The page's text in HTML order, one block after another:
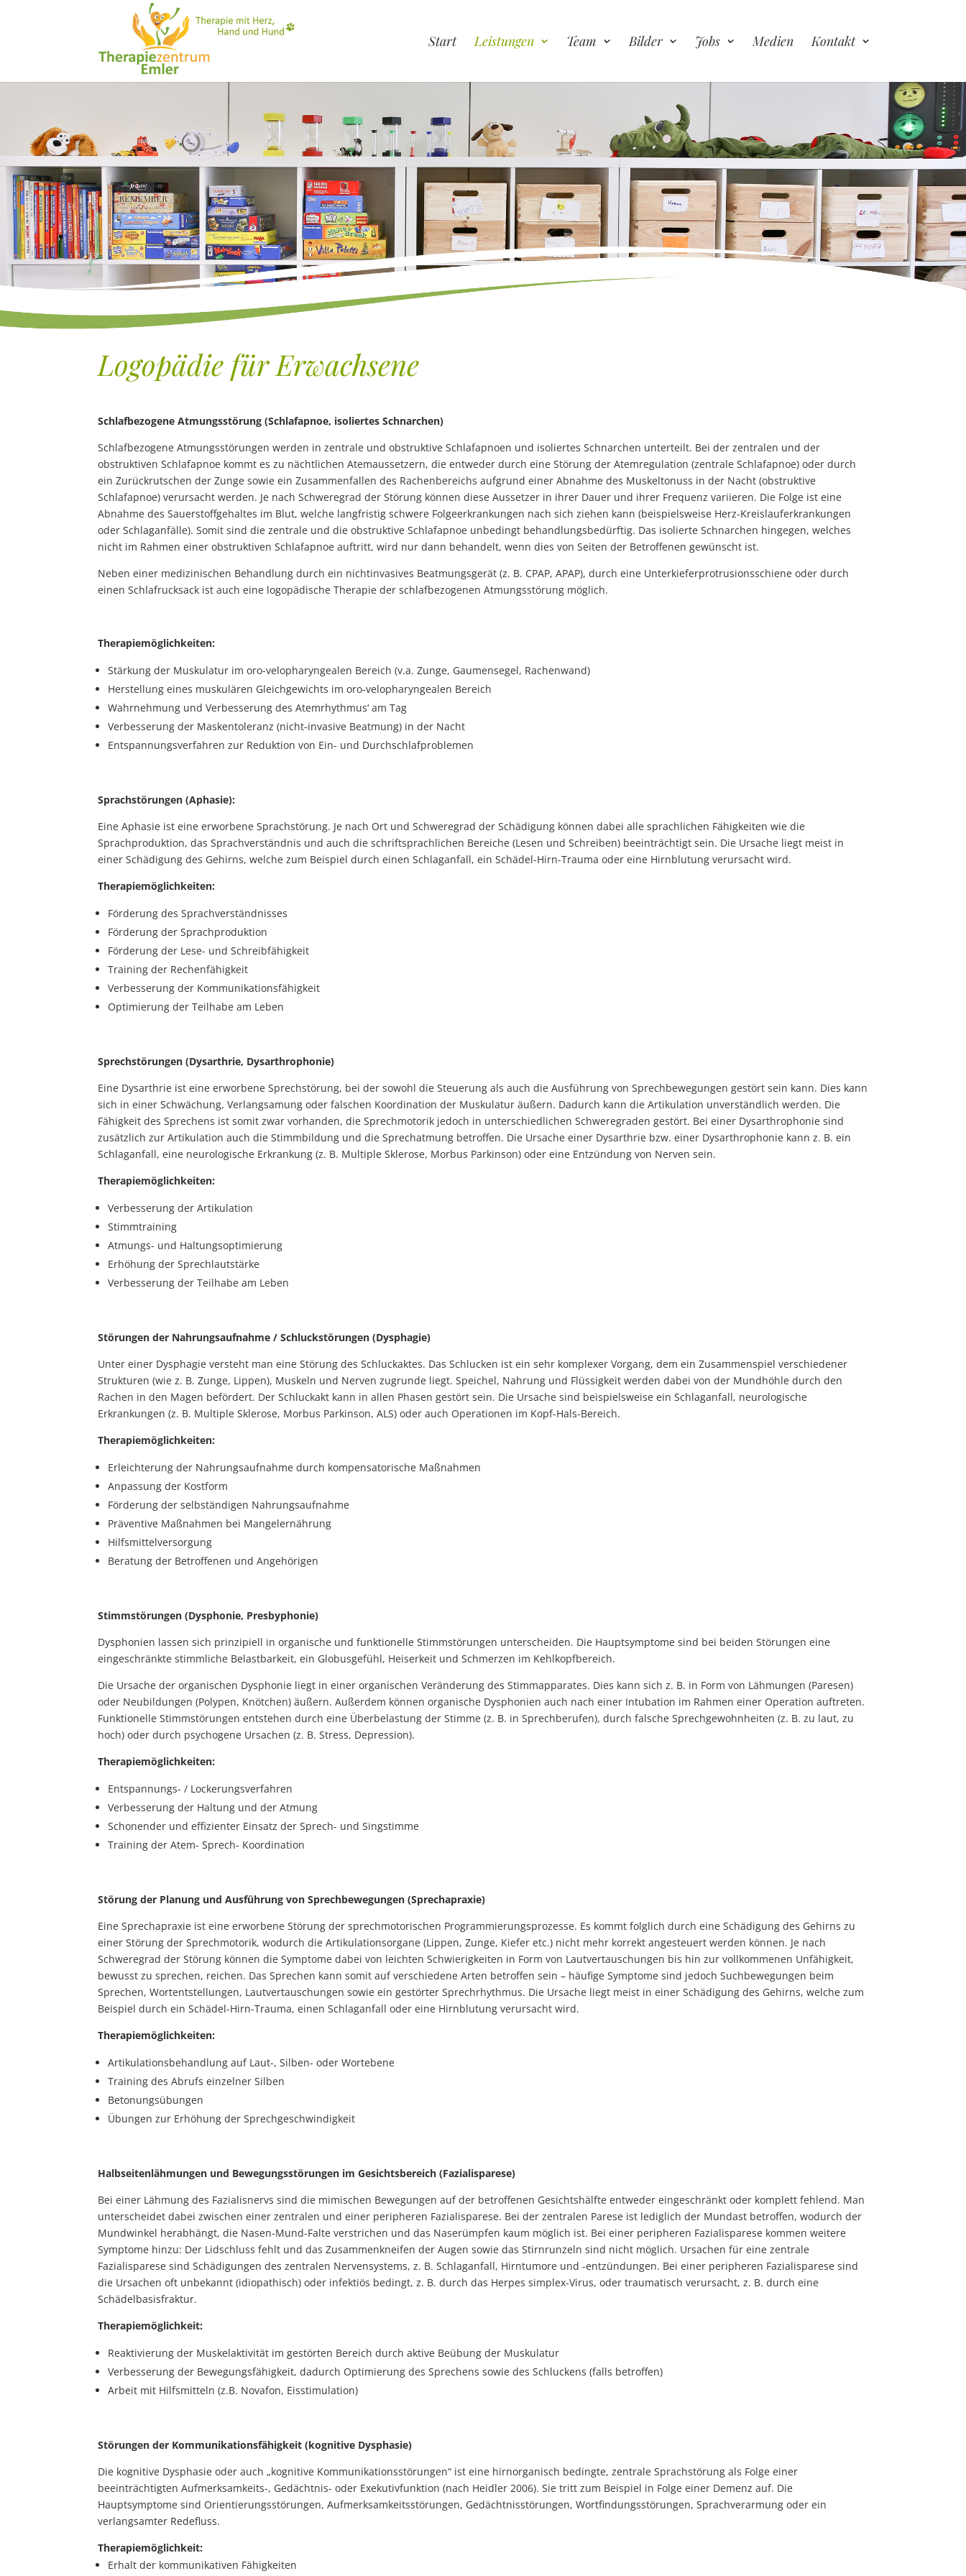
Start Leistungen Team Bilder Jobs Medien Kontakt
Logopädie für Erwachsene
Schlafbezogene Atmungsstörung (Schlafapnoe, isoliertes Schnarchen)
Schlafbezogene Atmungsstörungen werden in zentrale und obstruktive Schlafapnoen und isoliertes Schnarchen unterteilt. Bei der zentralen und der
obstruktiven Schlafapnoe kommt es zu nächtlichen Atemaussetzern, die entweder durch eine Störung der Atemregulation (zentrale Schlafapnoe) oder durch
ein Zurückrutschen der Zunge sowie ein Zusammenfallen des Rachenbereichs aufgrund einer Abnahme des Muskeltonuss in der Nacht (obstruktive
Schlafapnoe) verursacht werden. Je nach Schweregrad der Störung können diese Aussetzer in ihrer Dauer und ihrer Frequenz variieren. Die Folge ist eine
Abnahme des Sauerstoffgehaltes im Blut, welche langfristig schwere Folgeerkrankungen nach sich ziehen kann (beispielsweise Herz-Kreislauferkrankungen
oder Schlaganfälle). Somit sind die zentrale und die obstruktive Schlafapnoe unbedingt behandlungsbedürftig. Das isolierte Schnarchen hingegen, welches
nicht im Rahmen einer obstruktiven Schlafapnoe auftritt, wird nur dann behandelt, wenn dies von Seiten der Betroffenen gewünscht ist.
Neben einer medizinischen Behandlung durch ein nichtinvasives Beatmungsgerät (z. B. CPAP, APAP), durch eine Unterkieferprotrusionsschiene oder durch
einen Schlafrucksack ist auch eine logopädische Therapie der schlafbezogenen Atmungsstörung möglich.
Therapiemöglichkeiten:
Stärkung der Muskulatur im oro-velopharyngealen Bereich (v.a. Zunge, Gaumensegel, Rachenwand)
Herstellung eines muskulären Gleichgewichts im oro-velopharyngealen Bereich
Wahrnehmung und Verbesserung des Atemrhythmus‘ am Tag
Verbesserung der Maskentoleranz (nicht-invasive Beatmung) in der Nacht
Entspannungsverfahren zur Reduktion von Ein- und Durchschlafproblemen
Sprachstörungen (Aphasie):
Eine Aphasie ist eine erworbene Sprachstörung. Je nach Ort und Schweregrad der Schädigung können dabei alle sprachlichen Fähigkeiten wie die
Sprachproduktion, das Sprachverständnis und auch die schriftsprachlichen Bereiche (Lesen und Schreiben) beeinträchtigt sein. Die Ursache liegt meist in
einer Schädigung des Gehirns, welche zum Beispiel durch einen Schlaganfall, ein Schädel-Hirn-Trauma oder eine Hirnblutung verursacht wird.
Therapiemöglichkeiten:
Förderung des Sprachverständnisses
Förderung der Sprachproduktion
Förderung der Lese- und Schreibfähigkeit
Training der Rechenfähigkeit
Verbesserung der Kommunikationsfähigkeit
Optimierung der Teilhabe am Leben
Sprechstörungen (Dysarthrie, Dysarthrophonie)
Eine Dysarthrie ist eine erworbene Sprechstörung, bei der sowohl die Steuerung als auch die Ausführung von Sprechbewegungen gestört sein kann. Dies kann
sich in einer Schwächung, Verlangsamung oder falschen Koordination der Muskulatur äußern. Dadurch kann die Artikulation unverständlich werden. Die
Fähigkeit des Sprechens ist somit zwar vorhanden, die Sprechmotorik jedoch in unterschiedlichen Schweregraden gestört. Bei einer Dysarthrophonie sind
zusätzlich zur Artikulation auch die Stimmbildung und die Sprechatmung betroffen. Die Ursache einer Dysarthrie bzw. einer Dysarthrophonie kann z. B. ein
Schlaganfall, eine neurologische Erkrankung (z. B. Multiple Sklerose, Morbus Parkinson) oder eine Entzündung von Nerven sein.
Therapiemöglichkeiten:
Verbesserung der Artikulation
Stimmtraining
Atmungs- und Haltungsoptimierung
Erhöhung der Sprechlautstärke
Verbesserung der Teilhabe am Leben
Störungen der Nahrungsaufnahme / Schluckstörungen (Dysphagie)
Unter einer Dysphagie versteht man eine Störung des Schluckaktes. Das Schlucken ist ein sehr komplexer Vorgang, dem ein Zusammenspiel verschiedener
Strukturen (wie z. B. Zunge, Lippen), Muskeln und Nerven zugrunde liegt. Speichel, Nahrung und Flüssigkeit werden dabei von der Mundhöhle durch den
Rachen in den Magen befördert. Der Schluckakt kann in allen Phasen gestört sein. Die Ursache sind beispielsweise ein Schlaganfall, neurologische
Erkrankungen (z. B. Multiple Sklerose, Morbus Parkinson, ALS) oder auch Operationen im Kopf-Hals-Bereich.
Therapiemöglichkeiten:
Erleichterung der Nahrungsaufnahme durch kompensatorische Maßnahmen
Anpassung der Kostform
Förderung der selbständigen Nahrungsaufnahme
Präventive Maßnahmen bei Mangelernährung
Hilfsmittelversorgung
Beratung der Betroffenen und Angehörigen
Stimmstörungen (Dysphonie, Presbyphonie)
Dysphonien lassen sich prinzipiell in organische und funktionelle Stimmstörungen unterscheiden. Die Hauptsymptome sind bei beiden Störungen eine
eingeschränkte stimmliche Belastbarkeit, ein Globusgefühl, Heiserkeit und Schmerzen im Kehlkopfbereich.
Die Ursache der organischen Dysphonie liegt in einer organischen Veränderung des Stimmapparates. Dies kann sich z. B. in Form von Lähmungen (Paresen)
oder Neubildungen (Polypen, Knötchen) äußern. Außerdem können organische Dysphonien auch nach einer Intubation im Rahmen einer Operation auftreten.
Funktionelle Stimmstörungen entstehen durch eine Überbelastung der Stimme (z. B. in Sprechberufen), durch falsche Sprechgewohnheiten (z. B. zu laut, zu
hoch) oder durch psychogene Ursachen (z. B. Stress, Depression).
Therapiemöglichkeiten:
Entspannungs- / Lockerungsverfahren
Verbesserung der Haltung und der Atmung
Schonender und effizienter Einsatz der Sprech- und Singstimme
Training der Atem- Sprech- Koordination
Störung der Planung und Ausführung von Sprechbewegungen (Sprechapraxie)
Eine Sprechapraxie ist eine erworbene Störung der sprechmotorischen Programmierungsprozesse. Es kommt folglich durch eine Schädigung des Gehirns zu
einer Störung der Sprechmotorik, wodurch die Artikulationsorgane (Lippen, Zunge, Kiefer etc.) nicht mehr korrekt angesteuert werden können. Je nach
Schweregrad der Störung können die Symptome dabei von leichten Schwierigkeiten in Form von Lautvertauschungen bis hin zur vollkommenen Unfähigkeit,
bewusst zu sprechen, reichen. Das Sprechen kann somit auf verschiedene Arten betroffen sein – häufige Symptome sind jedoch Suchbewegungen beim
Sprechen, Wortentstellungen, Lautvertauschungen sowie ein gestörter Sprechrhythmus. Die Ursache liegt meist in einer Schädigung des Gehirns, welche zum
Beispiel durch ein Schädel-Hirn-Trauma, einen Schlaganfall oder eine Hirnblutung verursacht wird.
Therapiemöglichkeiten:
Artikulationsbehandlung auf Laut-, Silben- oder Wortebene
Training des Abrufs einzelner Silben
Betonungsübungen
Übungen zur Erhöhung der Sprechgeschwindigkeit
Halbseitenlähmungen und Bewegungsstörungen im Gesichtsbereich (Fazialisparese)
Bei einer Lähmung des Fazialisnervs sind die mimischen Bewegungen auf der betroffenen Gesichtshälfte entweder eingeschränkt oder komplett fehlend. Man
unterscheidet dabei zwischen einer zentralen und einer peripheren Fazialisparese. Bei der zentralen Parese ist lediglich der Mundast betroffen, wodurch der
Mundwinkel herabhängt, die Nasen-Mund-Falte verstrichen und das Naserümpfen kaum möglich ist. Bei einer peripheren Fazialisparese kommen weitere
Symptome hinzu: Der Lidschluss fehlt und das Zusammenkneifen der Augen sowie das Stirnrunzeln sind nicht möglich. Ursachen für eine zentrale
Fazialisparese sind Schädigungen des zentralen Nervensystems, z. B. Schlaganfall, Hirntumore und -entzündungen. Bei einer peripheren Fazialisparese sind
die Ursachen oft unbekannt (idiopathisch) oder infektiös bedingt, z. B. durch das Herpes simplex-Virus, oder traumatisch verursacht, z. B. durch eine
Schädelbasisfraktur.
Therapiemöglichkeit:
Reaktivierung der Muskelaktivität im gestörten Bereich durch aktive Beübung der Muskulatur
Verbesserung der Bewegungsfähigkeit, dadurch Optimierung des Sprechens sowie des Schluckens (falls betroffen)
Arbeit mit Hilfsmitteln (z.B. Novafon, Eisstimulation)
Störungen der Kommunikationsfähigkeit (kognitive Dysphasie)
Die kognitive Dysphasie oder auch „kognitive Kommunikationsstörungen“ ist eine hirnorganisch bedingte, zentrale Sprachstörung als Folge einer
beeinträchtigten Aufmerksamkeits-, Gedächtnis- oder Exekutivfunktion (nach Heidler 2006). Sie tritt zum Beispiel in Folge einer Demenz auf. Die
Hauptsymptome sind Orientierungsstörungen, Aufmerksamkeitsstörungen, Gedächtnisstörungen, Wortfindungsstörungen, Sprachverarmung oder ein
verlangsamter Redefluss.
Therapiemöglichkeit:
Erhalt der kommunikativen Fähigkeiten